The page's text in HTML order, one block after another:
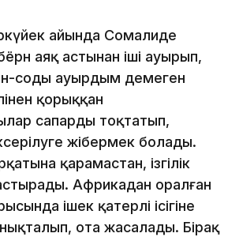
айында Сомалиде
аяқ астынан іші ауырып,
соңды ауырдым демеген
қорыққан
сапарды тоқтатып,
жібермек болады.
қарамастан, ізгілік
Африкадан оралған
ішек қатерлі ісігіне
ота жасалады. Бірақ